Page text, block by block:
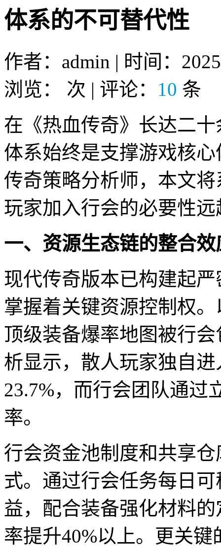
体系的不可替代性
作者：admin | 时间：
浏览：
次 | 评论： 10 条
在《热血传奇》长达二
体系始终是支撑游戏核
传奇策略分析师，本文
玩家加入行会的必要性
一、资源生态链的整合效
现代传奇版本已构建起
掌握着关键资源控制权
顶级装备爆率地图被行
析显示，散人玩家独自
23.7%，而行会团队通过
率。
行会资金池制度和共享
式。通过行会任务每日
益，配合装备强化材料
率提升40%以上。更关